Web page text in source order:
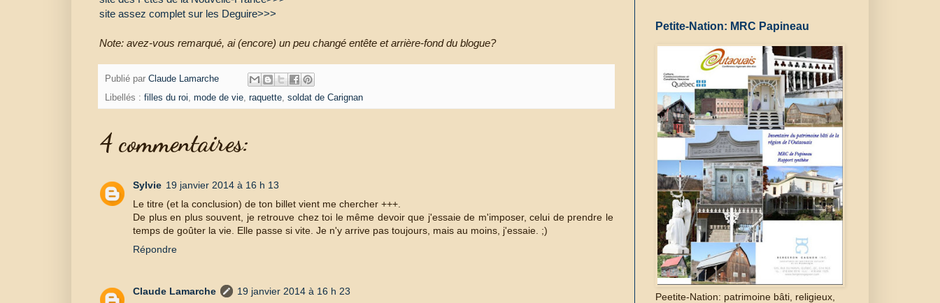
site assez complet sur les Deguire>>>
Note: avez-vous remarqué, ai (encore) un peu changé entête et arrière-fond du blogue?
Publié par Claude Lamarche
Libellés : filles du roi mode de vie raquette soldat de Carignan
4 commentaires:
Sylvie 19 janvier 2014 à 16 h 13
Le titre (et la conclusion) de ton billet vient me chercher +++.
De plus en plus souvent, je retrouve chez toi le même devoir que j'essaie de m'imposer, celui de prendre le
temps de goûter la vie. Elle passe si vite. Je n'y arrive pas toujours, mais au moins, j'essaie. ;)
Répondre
Claude Lamarche
19 janvier 2014 à 16 h 23
Petite-Nation: MRC Papineau
Peetite-Nation: patrimoine bâti, religieux,